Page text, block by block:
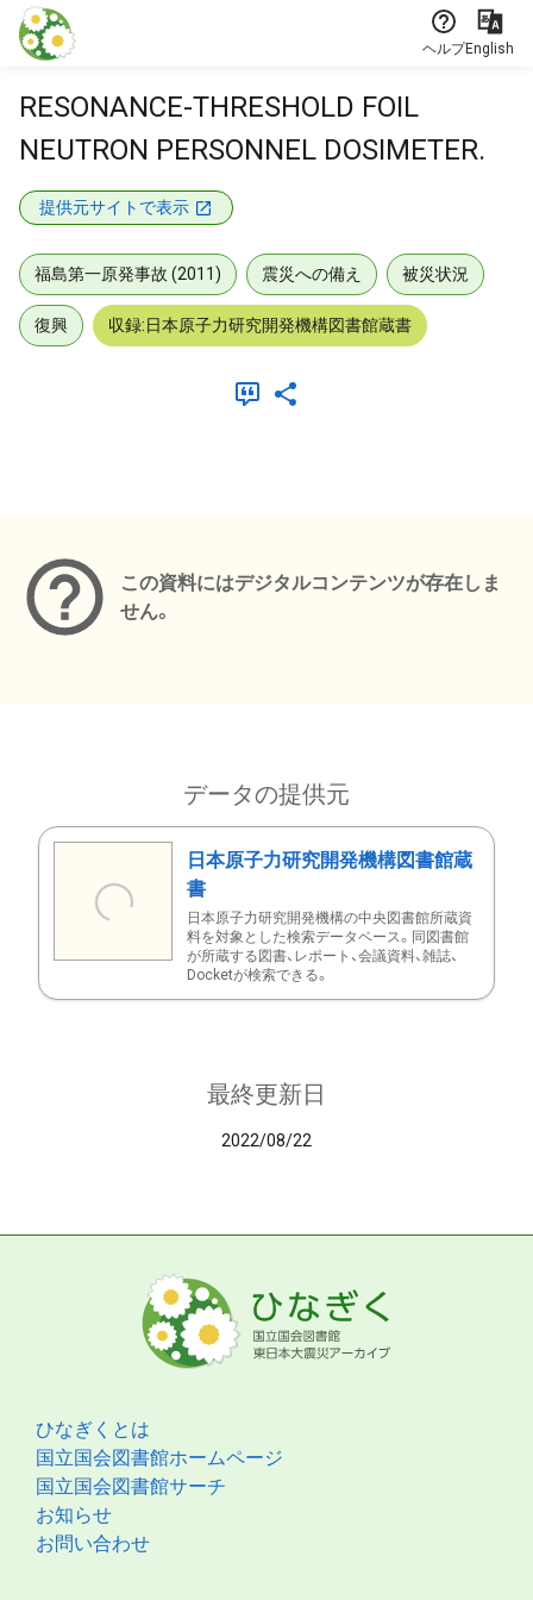
本文に飛ぶ
ヘルプEnglish
RESONANCE-THRESHOLD FOIL
NEUTRON PERSONNEL DOSIMETER.
提供元サイトで表示
福島第一原発事故 (2011) 震災への備え 被災状況
復興 収録:日本原子力研究開発機構図書館蔵書
この資料にはデジタルコンテンツが存在しま
せん。
データの提供元
日本原子力研究開発機構図書館蔵
書
日本原子力研究開発機構の中央図書館所蔵資
料を対象とした検索データベース。同図書館
が所蔵する図書、レポート、会議資料、雑誌、
Docketが検索できる。
最終更新日
2022/08/22
ひなぎくとは
国立国会図書館ホームページ
国立国会図書館サーチ
お知らせ
お問い合わせ